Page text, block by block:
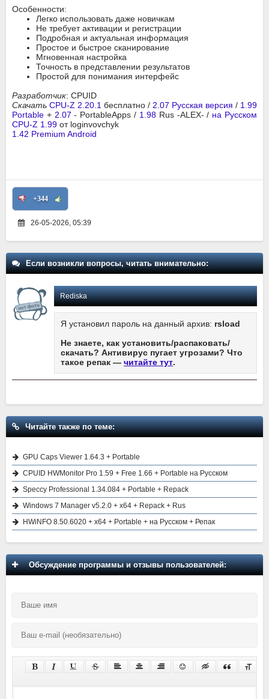
Особенности:
Легко использовать даже новичкам
Не требует активации и регистрации
Подробная и актуальная информация
Простое и быстрое сканирование
Мгновенная настройка
Точность в представлении результатов
Простой для понимания интерфейс
Разработчик: CPUID
Скачать CPU-Z 2.20.1 бесплатно / 2.07 Русская версия / 1.99
Portable + 2.07 - PortableApps / 1.98Rus -ALEX- / на Русском
CPU-Z 1.99 от loginvovchyk
1.42 Premium Android
+344
26-05-2026, 05:39
Если возникли вопросы, читать внимательно:
Rediska
Я установил пароль на данный архив: rsload
Не знаете, как установить/распаковать/
скачать? Антивирус пугает угрозами? Что
такое репак — читайте тут.
Читайте также по теме:
GPU Caps Viewer 1.64.3 + Portable
CPUID HWMonitor Pro 1.59 + Free 1.66 + Portable на Русском
Speccy Professional 1.34.084 + Portable + Repack
Windows 7 Manager v5.2.0 + x64 + Repack + Rus
HWiNFO 8.50.6020 + x64 + Portable + на Русском + Репак
Обсуждение программы и отзывы пользователей: